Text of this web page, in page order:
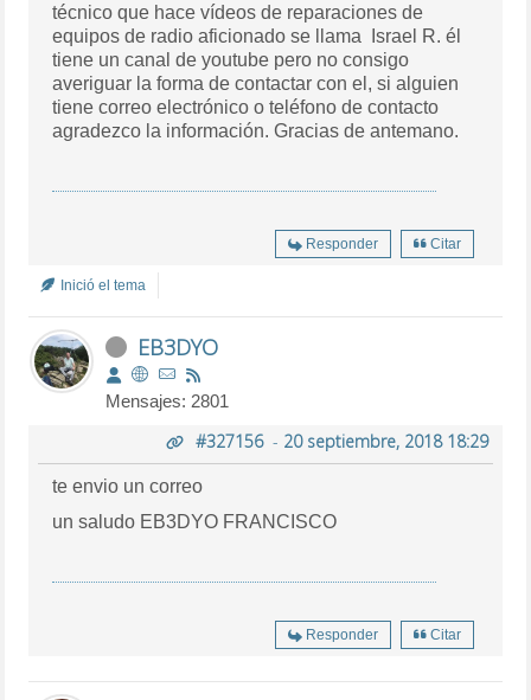
técnico que hace vídeos de reparaciones de
equipos de radio aficionado se llama Israel R. él
tiene un canal de youtube pero no consigo
averiguar la forma de contactar con el, si alguien
tiene correo electrónico o teléfono de contacto
agradezco la información. Gracias de antemano.
Responder Citar
Inició el tema
EB3DYO
Mensajes: 2801
#327156- 20 septiembre, 2018 18:29
te envio un correo
un saludo EB3DYO FRANCISCO
Responder Citar